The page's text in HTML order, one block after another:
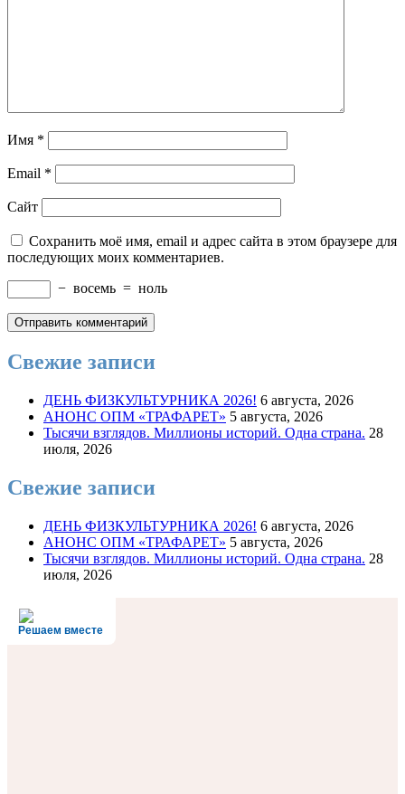
Имя *
Email *
Сайт
Сохранить моё имя, email и адрес сайта в этом браузере для
последующих моих комментариев.
− восемь = ноль
Свежие записи
ДЕНЬ ФИЗКУЛЬТУРНИКА 2026! 6 августа, 2026
АНОНС ОПМ «ТРАФАРЕТ» 5 августа, 2026
Тысячи взглядов. Миллионы историй. Одна страна. 28
июля, 2026
Свежие записи
ДЕНЬ ФИЗКУЛЬТУРНИКА 2026! 6 августа, 2026
АНОНС ОПМ «ТРАФАРЕТ» 5 августа, 2026
Тысячи взглядов. Миллионы историй. Одна страна. 28
июля, 2026
Решаем вместе